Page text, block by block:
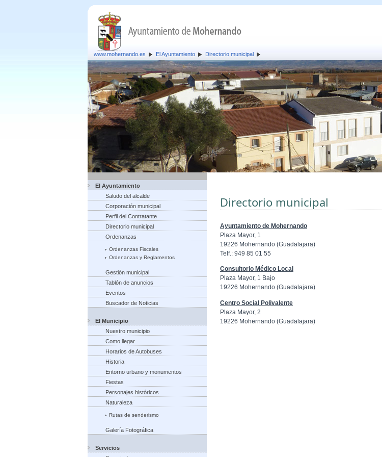
www.mohernando.es El Ayuntamiento Directorio municipal
El Ayuntamiento
Saludo del alcalde
Corporación municipal
Perfil del Contratante
Directorio municipal
Ordenanzas
Ordenanzas Fiscales
Ordenanzas y Reglamentos
Gestión municipal
Tablón de anuncios
Eventos
Buscador de Noticias
El Municipio
Nuestro municipio
Como llegar
Horarios de Autobuses
Historia
Entorno urbano y monumentos
Fiestas
Personajes históricos
Naturaleza
Rutas de senderismo
Galería Fotográfica
Servicios
Directorio municipal
Ayuntamiento de Mohernando
Plaza Mayor, 1
19226 Mohernando (Guadalajara)
Telf.: 949 85 01 55
Consultorio Médico Local
Plaza Mayor, 1 Bajo
19226 Mohernando (Guadalajara)
Centro Social Polivalente
Plaza Mayor, 2
19226 Mohernando (Guadalajara)